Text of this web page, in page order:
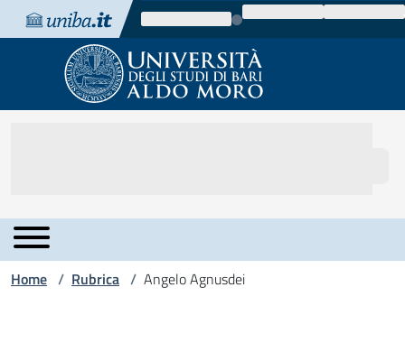
Vai al contenuto
Vai alla navigazione
Vai al footer
Home / Rubrica / Angelo Agnusdei